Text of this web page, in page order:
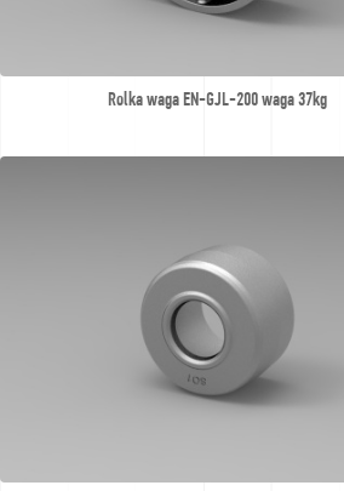
Rolka waga EN-GJL-200 waga 37kg